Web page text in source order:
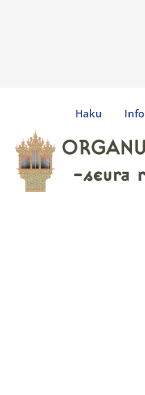
Haku Info